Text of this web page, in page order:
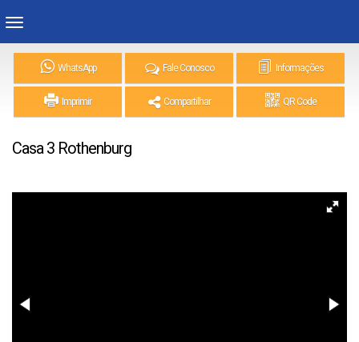
WhatsApp Fale Conosco Informações
Imprimir Compartilhar QR Code
Casa 3 Rothenburg